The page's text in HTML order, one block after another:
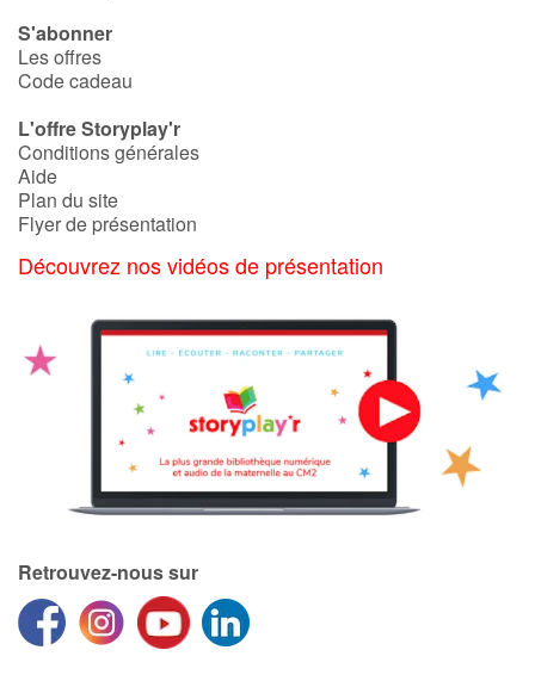
S'abonner
Les offres
Code cadeau
L'offre Storyplay'r
Conditions générales
Aide
Plan du site
Flyer de présentation
Découvrez nos vidéos de présentation
Retrouvez-nous sur